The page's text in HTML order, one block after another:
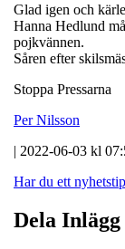
Glad igen och
Hanna Hedlund
pojkvännen.
Såren efter
Stoppa Pressarna
Per Nilsson
| 2022-06-03 kl
Har du ett
Dela Inlägg